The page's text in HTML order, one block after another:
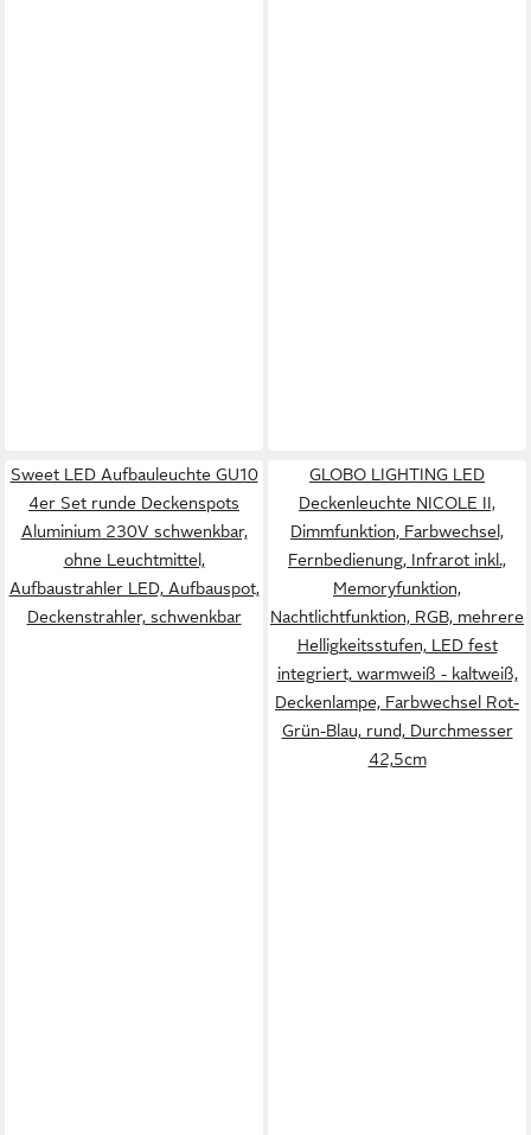
Sweet LED Aufbauleuchte GU10
4er Set runde Deckenspots
Aluminium 230V schwenkbar,
ohne Leuchtmittel,
Aufbaustrahler LED, Aufbauspot,
Deckenstrahler, schwenkbar
GLOBO LIGHTING LED
Deckenleuchte NICOLE II,
Dimmfunktion, Farbwechsel,
Fernbedienung, Infrarot inkl.,
Memoryfunktion,
Nachtlichtfunktion, RGB, mehrere
Helligkeitsstufen, LED fest
integriert, warmweiß - kaltweiß,
Deckenlampe, Farbwechsel Rot-
Grün-Blau, rund, Durchmesser
42,5cm